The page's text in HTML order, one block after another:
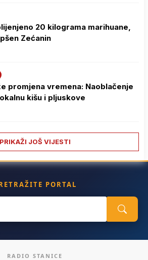
20 kilograma marihuane,
Zećanin
promjena vremena: Naoblačenje
kišu i pljuskove
PRIKAŽI JOŠ VIJESTI
PORTAL
RADIO STANICE